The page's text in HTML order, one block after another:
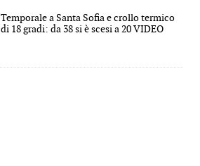
Temporale a Santa Sofia e crollo termico
di 18 gradi: da 38 si è scesi a 20 VIDEO